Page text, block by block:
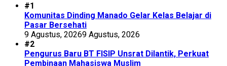
#1
Komunitas Dinding Manado Gelar Kelas Belajar di
Pasar Bersehati
9 Agustus, 20269 Agustus, 2026
#2
Pengurus Baru BT FISIP Unsrat Dilantik, Perkuat
Pembinaan Mahasiswa Muslim